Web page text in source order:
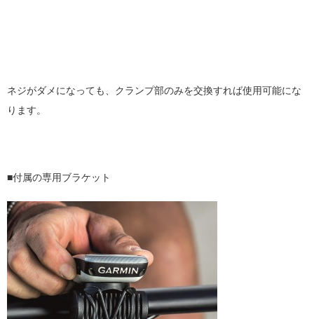
ネジがダメになっても、クランプ部のみを交換すれば使用可能にな
ります。
■付属の専用ブラケット